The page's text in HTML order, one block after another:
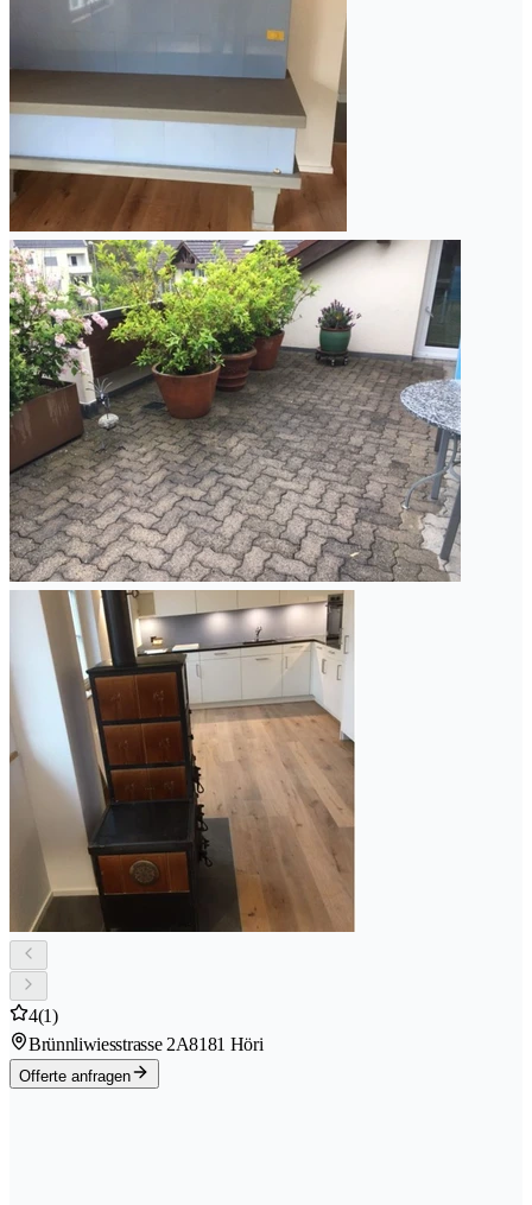
4(1)
Brünnliwiesstrasse 2A8181 Höri
Offerte anfragen